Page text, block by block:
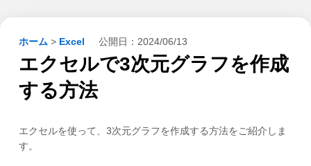
ホーム > Excel 公開日： 2024/06/13
エクセルで3次元グラフを作成
する方法
エクセルを使って、3次元グラフを作成する方法をご紹介しま
す。